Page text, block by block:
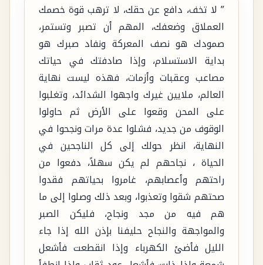
” لا تخف، دافع عن حقك، لا ترهب قوة خصمك
العملاق وضعفك، المهم أن تصبر وتستمر،
صمودك هو نصف المعركة ونفاد صبرك هو
بداية الاستسلام، وإذا صادفتك في حياتك
مصاعب وعقبات وأزمات، فهذه ليست نهاية
العالم، ملايين غيرك واجهوا الشدائد، وتغلبوا
على المحن وقعوا على الأرض ثم حاولوا
الوقوف من جديد، فشلوا عدة مرات ونجحوا في
النهاية، انظر حولك إلى كل الناجحين في
الحياة ، نجاحهم لم يكن سهلاً، دفعوا من
راحتهم وأعصابهم، غامروا بحياتهم فقدوا
صحتهم شقوا وتعذبوا، وبعد ذلك وصلوا إلى ما
هم فيه من مجد ونجاح، فليكن الصبر
والمواجهة والنجاح حليفنا بإذن الله إذا جاء
الليل فأضئ الكهرباء وإذا انقطعت فأشعل